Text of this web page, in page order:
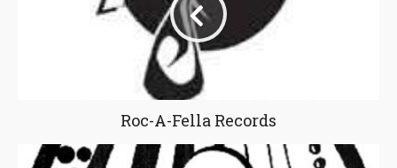
Roc-A-Fella Records